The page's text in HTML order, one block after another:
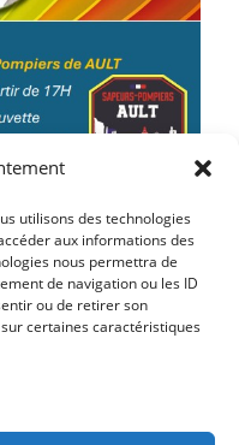
utilisons des technologies
aux informations des
nous permettra de
de navigation ou les ID
ou de retirer son
certaines caractéristiques
DIMANCHE 20